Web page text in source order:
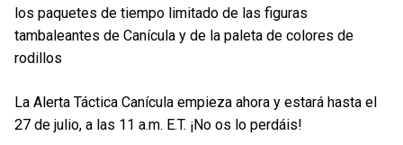
los paquetes de tiempo limitado de las figuras
tambaleantes de Canícula y de la paleta de colores de
rodillos
La Alerta Táctica Canícula empieza ahora y estará hasta el
27 de julio, a las 11 a.m. E.T. ¡No os lo perdáis!